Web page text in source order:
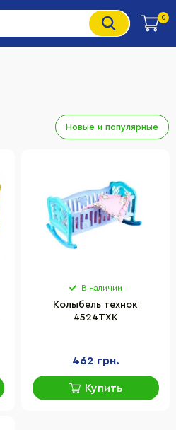
0
Новые и популярные
В наличии
Колыбель технок
4524TXK
462 грн.
Купить